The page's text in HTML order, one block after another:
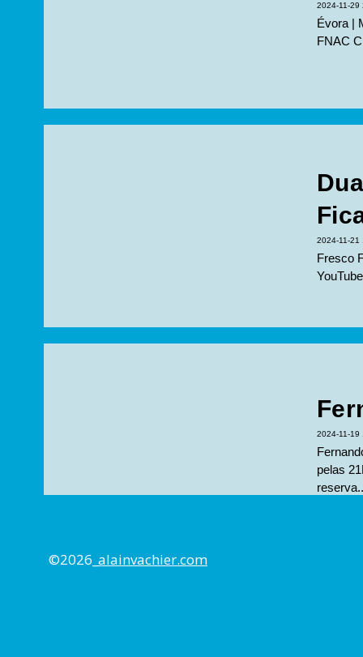
2024-11-29
Évora |
FNAC
2024-11-21
Fresco
2024-11-19
pelas
©2026_ alainvachier.com